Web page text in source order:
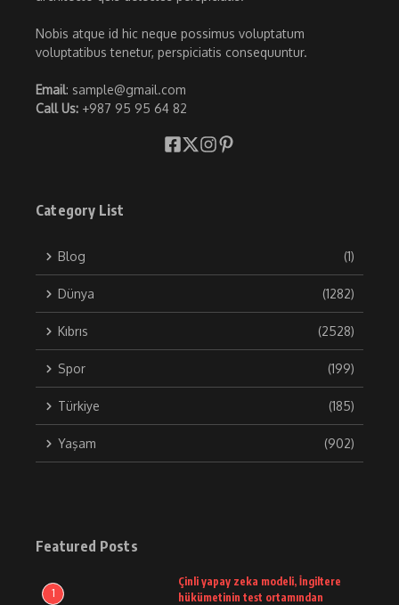
Nobis atque id hic neque possimus voluptatum
voluptatibus tenetur, perspiciatis consequuntur.
Email: sample@gmail.com
Call Us: +987 95 95 64 82
Category List
Blog (1)
Dünya (1282)
Kıbrıs (2528)
Spor (199)
Türkiye (185)
Yaşam (902)
Featured Posts
1
Çinli yapay zeka modeli, İngiltere
hükümetinin test ortamından